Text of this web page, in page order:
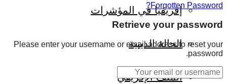
إفريقيا في المؤشرات
الحالة الدينية
الملف الإفريقي
Forgotten Password?
Retrieve your password
Please enter your username or email address to reset your
password.